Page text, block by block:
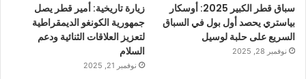
سباق قطر الكبير 2025: أوسكار
بياستري يحصد أول بول في السباق
السريع على حلبة لوسيل
نوفمبر 28, 2025
زيارة تاريخية: أمير قطر يصل
جمهورية الكونغو الديمقراطية
لتعزيز العلاقات الثنائية ودعم
السلام
نوفمبر 21, 2025